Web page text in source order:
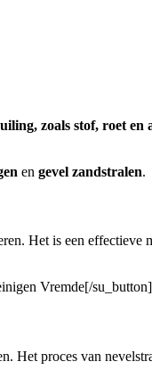
zoals stof, roet en
en gevel zandstralen.
Het is een effectieve
Vremde[/su_button]
Het proces van